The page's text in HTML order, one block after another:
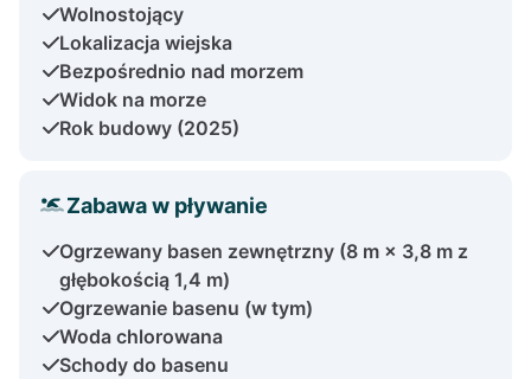
Wolnostojący
Lokalizacja wiejska
Bezpośrednio nad morzem
Widok na morze
Rok budowy (2025)
Zabawa w pływanie
Ogrzewany basen zewnętrzny (8 m × 3,8 m z
głębokością 1,4 m)
Ogrzewanie basenu (w tym)
Woda chlorowana
Schody do basenu